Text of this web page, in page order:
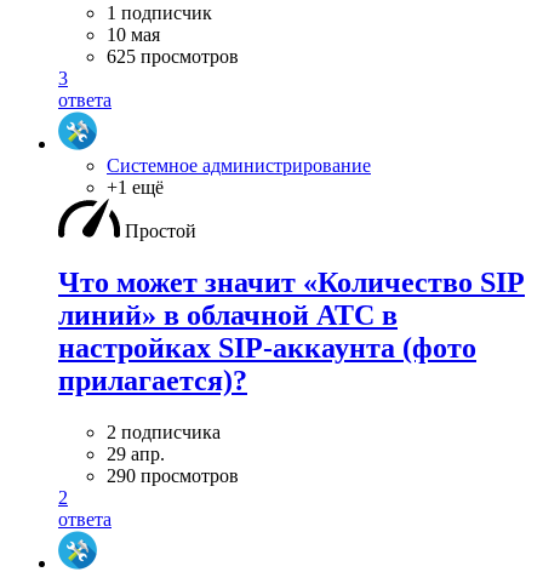
1 подписчик
10 мая
625 просмотров
3
ответа
Системное администрирование
+1 ещё
Простой
Что может значит «Количество SIP
линий» в облачной АТС в
настройках SIP-аккаунта (фото
прилагается)?
2 подписчика
29 апр.
290 просмотров
2
ответа